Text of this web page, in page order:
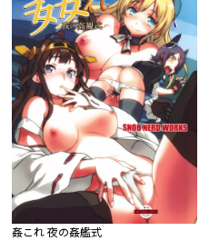
姦これ 夜の姦艦式